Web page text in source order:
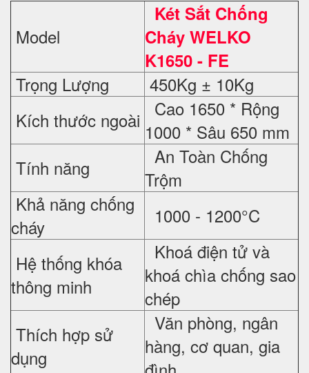
Model
Két Sắt Chống
Cháy WELKO
K1650 - FE
Trọng Lượng
450Kg ± 10Kg
Kích thước ngoài
Cao 1650 * Rộng
1000 * Sâu 650 mm
Tính năng
An Toàn Chống
Trộm
Khả năng chống
cháy
1000 - 1200°C
Hệ thống khóa
thông minh
Khoá điện tử và
khoá chìa chống sao
chép
Thích hợp sử
dụng
Văn phòng, ngân
hàng, cơ quan, gia